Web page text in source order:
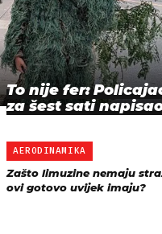
To nije fer:
za šest sati
AERODINAMIKA
Zašto limuzine nemaju
ovi gotovo uvijek imaju?